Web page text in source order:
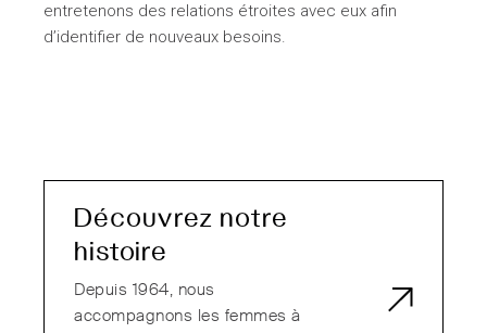
entretenons des relations étroites avec eux afin
d’identifier de nouveaux besoins.
Découvrez notre
histoire
Depuis 1964, nous
accompagnons les femmes à